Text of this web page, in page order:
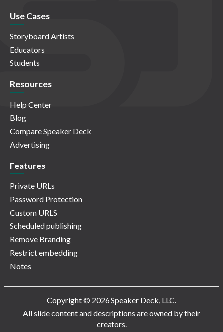
Use Cases
Storyboard Artists
Educators
Students
Resources
Help Center
Blog
Compare Speaker Deck
Advertising
Features
Private URLs
Password Protection
Custom URLS
Scheduled publishing
Remove Branding
Restrict embedding
Notes
Copyright © 2026 Speaker Deck, LLC.
All slide content and descriptions are owned by their
creators.